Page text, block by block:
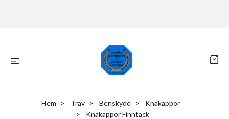
Hem Trav Benskydd
Knäkappor
Knäkappor Finntack